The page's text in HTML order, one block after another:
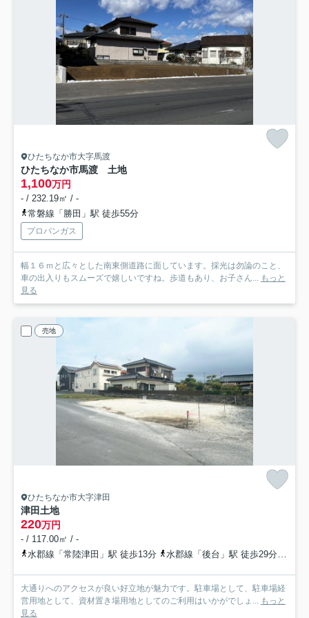
ひたちなか市大字馬渡
ひたちなか市馬渡 土地
1,100万円
- / 232.19㎡ / -
常磐線「勝田」駅 徒歩55分
プロパンガス
幅１６ｍと広々とした南東側道路に面しています。採光は勿論のこと、
車の出入りもスムーズで嬉しいですね。歩道もあり、お子さん...
もっと
見る
売地
ひたちなか市大字津田
津田土地
220万円
- / 117.00㎡ / -
水郡線「常陸津田」駅 徒歩13分
水郡線「後台」駅 徒歩29分
大通りへのアクセスが良い好立地が魅力です。駐車場として、駐車場経
営用地として、資材置き場用地としてのご利用はいかがでしょ...
もっと
見る